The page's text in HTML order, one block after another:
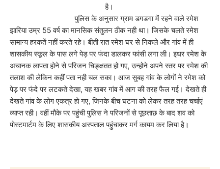
है।
पुलिस के अनुसार ग्राम डगडगा में रहने वाले रमेश
झारिया उम्र 55 वर्ष का मानसिक संतुलन ठीक नही था। जिसके चलते रमेश
सामान्य हरकतें नहीं करते रहे। बीती रात रमेश घर से निकले और गांव में ही
शासकीय स्कूल के पास लगे पेड़ पर फंदा डालकर फांसी लगा ली। इधर रमेश के
अचानक लापता होने से परिजन चिङ्क्षतत हो गए, उन्होने अपने स्तर पर रमेश की
तलाश की लेकिन कहीं पता नही चल सका। आज सुबह गांव के लोगों ने रमेश को
पेड़ पर फंदे पर लटकते देखा, यह खबर गांव में आग की तरह फैल गई। देखते ही
देखते गांव के लोग एकत्र हो गए, जिनके बीच घटना को लेकर तरह तरह चर्चाएं
व्याप्त रही। वहीं मौके पर पहुंची पुलिस ने परिजनों से पूछताछ के बाद शव को
पोस्टमार्टम के लिए शासकीय अस्पताल पहुंचाकर मर्ग कायम कर लिया है।